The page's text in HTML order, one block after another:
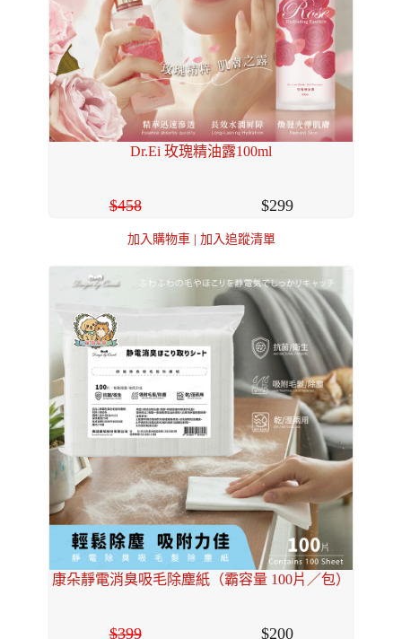
Dr.Ei 玫瑰精油露100ml
458 299
加入購物車 | 加入追蹤清單
康朵靜電消臭吸毛除塵紙（霸容量 100片／包）
399 200